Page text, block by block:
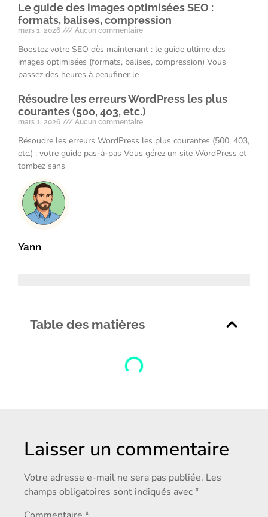
Yann
Table des matières
Le guide des images optimisées SEO :
formats, balises, compression
mars 1, 2026 Aucun commentaire
Boostez votre SEO dès maintenant : le guide ultime des
images optimisées (formats, balises, compression) Vous
passez des heures à peaufiner le
Résoudre les erreurs WordPress les plus
courantes (500, 403, etc.)
mars 1, 2026 Aucun commentaire
Résoudre les erreurs WordPress les plus courantes (500, 403,
etc.) : votre guide pas-à-pas Vous gérez un site WordPress et
tombez sans
Laisser un commentaire
Votre adresse e-mail ne sera pas publiée. Les
champs obligatoires sont indiqués avec*